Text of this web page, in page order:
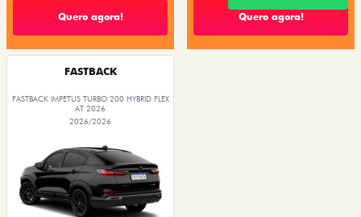
Quero agora! Quero agora!
FASTBACK
FASTBACK IMPETUS TURBO 200 HYBRID FLEX
AT 2026
2026/2026